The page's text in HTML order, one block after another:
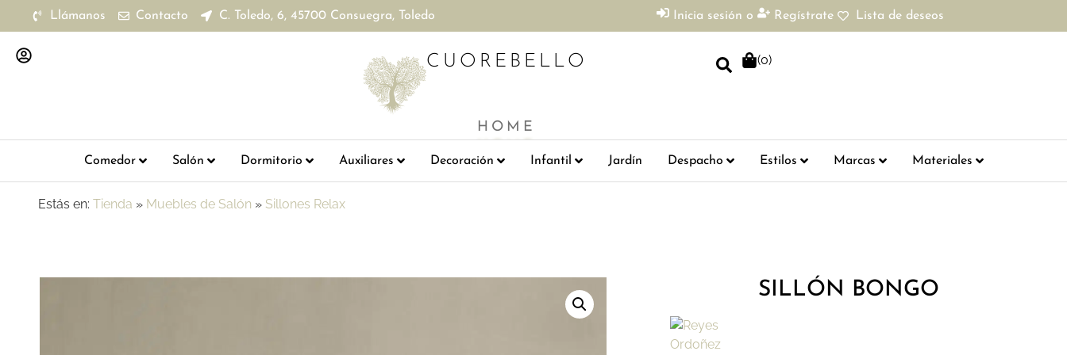
Llámanos Contacto C. Toledo, 6, 45700 Consuegra, Toledo Inicia sesión o Regístrate Lista de deseos
HOME
CUOREBELLO (0)
Comedor Salón Dormitorio Auxiliares Decoración Infantil Jardín Despacho Estilos Marcas Materiales
Estás en: Tienda » Muebles de Salón » Sillones Relax
SILLÓN BONGO